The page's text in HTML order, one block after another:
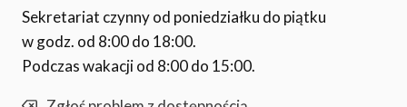
Sekretariat czynny od poniedziałku do piątku
w godz. od 8:00 do 18:00.
Podczas wakacji od 8:00 do 15:00.